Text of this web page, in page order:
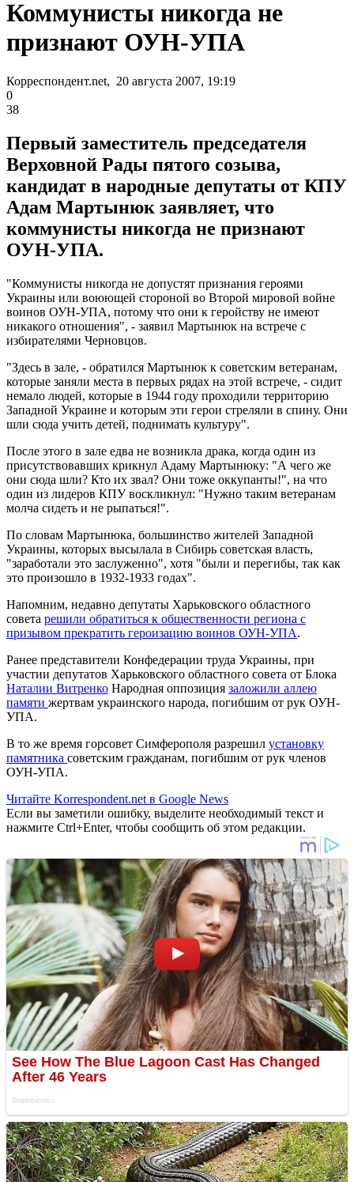
Коммунисты никогда не
признают ОУН-УПА
Корреспондент.net, 20 августа 2007, 19:19
0
38
Первый заместитель председателя
Верховной Рады пятого созыва,
кандидат в народные депутаты от КПУ
Адам Мартынюк заявляет, что
коммунисты никогда не признают
ОУН-УПА.
"Коммунисты никогда не допустят признания героями
Украины или воюющей стороной во Второй мировой войне
воинов ОУН-УПА, потому что они к геройству не имеют
никакого отношения", - заявил Мартынюк на встрече с
избирателями Черновцов.
"Здесь в зале, - обратился Мартынюк к советским ветеранам,
которые заняли места в первых рядах на этой встрече, - сидит
немало людей, которые в 1944 году проходили территорию
Западной Украине и которым эти герои стреляли в спину. Они
шли сюда учить детей, поднимать культуру".
После этого в зале едва не возникла драка, когда один из
присутствовавших крикнул Адаму Мартынюку: "А чего же
они сюда шли? Кто их звал? Они тоже оккупанты!", на что
один из лидеров КПУ воскликнул: "Нужно таким ветеранам
молча сидеть и не рыпаться!".
По словам Мартынюка, большинство жителей Западной
Украины, которых высылала в Сибирь советская власть,
"заработали это заслуженно", хотя "были и перегибы, так как
это произошло в 1932-1933 годах".
Напомним, недавно депутаты Харьковского областного
совета решили обратиться к общественности региона с
призывом прекратить героизацию воинов ОУН-УПА.
Ранее представители Конфедерации труда Украины, при
участии депутатов Харьковского областного совета от Блока
Наталии Витренко Народная оппозиция заложили аллею
памяти жертвам украинского народа, погибшим от рук ОУН-
УПА.
В то же время горсовет Симферополя разрешил установку
памятника советским гражданам, погибшим от рук членов
ОУН-УПА.
Читайте Korrespondent.net в Google News
Если вы заметили ошибку, выделите необходимый текст и
нажмите Ctrl+Enter, чтобы сообщить об этом редакции.